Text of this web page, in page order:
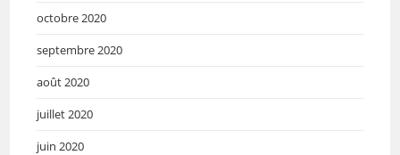
octobre 2020
septembre 2020
août 2020
juillet 2020
juin 2020